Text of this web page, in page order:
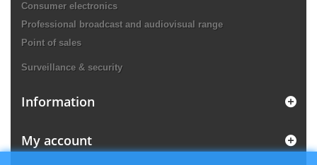
Consumer electronics
Professional broadcast and audiovisual range
Point of sales
Surveillance & security
Information
My account